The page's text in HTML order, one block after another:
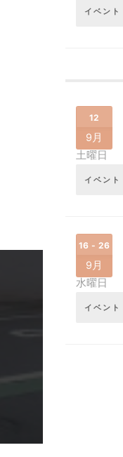
イベント
12
9月
土曜日
イベント
16 - 26
9月
水曜日
イベント